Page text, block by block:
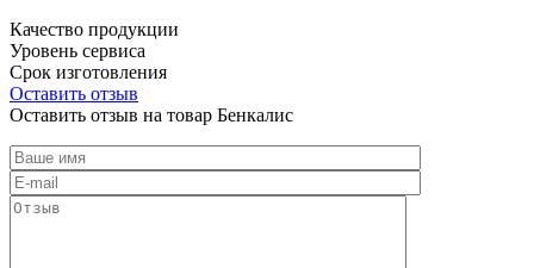
Качество продукции
Уровень сервиса
Срок изготовления
Оставить отзыв
Оставить отзыв на товар Бенкалис